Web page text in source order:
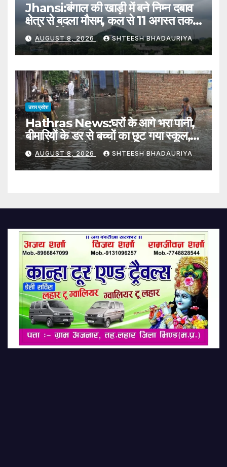
Jhansi:बंगाल की खाड़ी में बने निम्न दबाव
क्षेत्र से बदला मौसम, कल से 11 अगस्त तक
भारी वर्षा के आसार – Jhansi:
Weather Changes Due To A
Low-pressure Area Formed
Over The Bay Of Bengal
AUGUST 8, 2026 SHTEESH BHADAURIYA
उत्तर प्रदेश
Hathras News:घरों के आगे भरा पानी,
बीमारियों के डर से बच्चों का छूट गया स्कूल,
मकानो में घुस रहे जहरीले कीड़े – Water
Filled In The Street Of Village
Baghana
AUGUST 8, 2026 SHTEESH BHADAURIYA